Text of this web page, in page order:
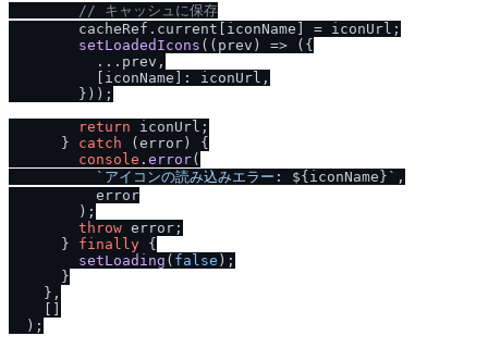
/ / キャッシュに保存
        cacheRef.
current [iconName] = iconUrl;
setLoadedIcons ( ( prev ) => ({
          ...prev,
          [iconName]: iconUrl,
        }));
return iconUrl;
      }
catch (error) {
console . error(
`アイコンの読み込みエラー: ${iconName} ` ,
          error
        );
throw error;
      }
finally {
setLoading ( false );
      }
    },
  );